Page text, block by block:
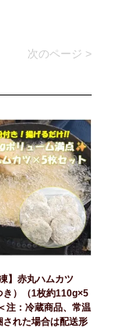
次のページ >
凍】赤丸ハムカツ
き）（1枚約110g×5
：冷蔵商品、常温
された場合は配送形